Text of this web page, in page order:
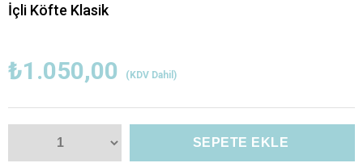
İçli Köfte Klasik
₺1.050,00 (KDV Dahil)